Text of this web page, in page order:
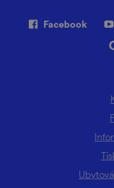
Facebook